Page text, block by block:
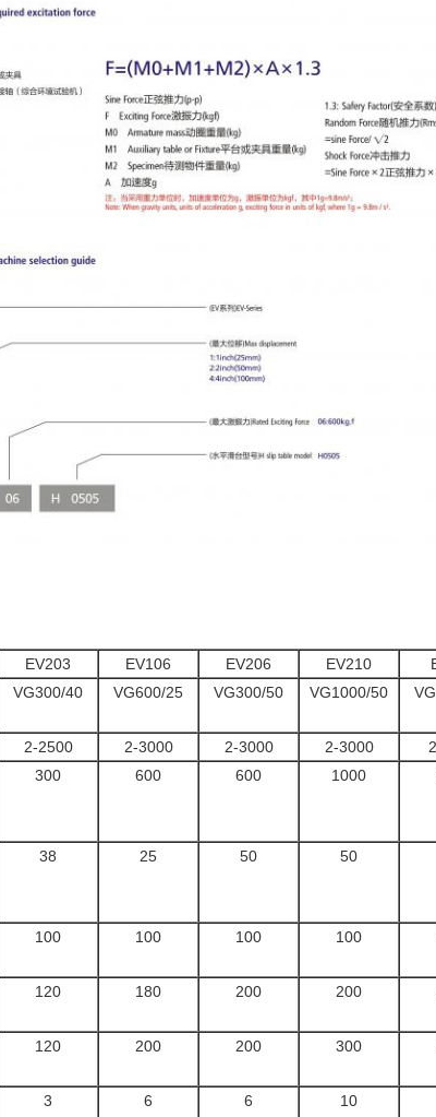
EV203 EV106 EV206 EV210
VG300/40 VG600/25 VG300/50 VG1000/50
2-2500 2-3000 2-3000 2-3000
300 600 600 1000
38 25 50 50
100 100 100 100
120 180 200 200
120 200 200 300
3 6 6 10